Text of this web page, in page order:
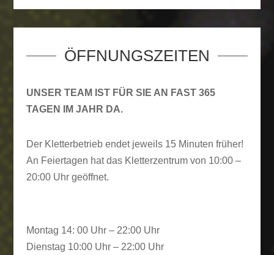
ÖFFNUNGSZEITEN
UNSER TEAM IST FÜR SIE AN FAST 365
TAGEN IM JAHR DA.
Der Kletterbetrieb endet jeweils 15 Minuten früher!
An Feiertagen hat das Kletterzentrum von 10:00 –
20:00 Uhr geöffnet.
Montag 14: 00 Uhr – 22:00 Uhr
Dienstag 10:00 Uhr – 22:00 Uhr